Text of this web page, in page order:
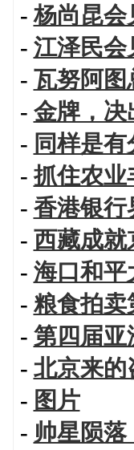
-杨尚昆会
- 江泽民会
- 瓦努阿图
- 金牌，
- 同样是
-抓住农业
- 香港银行
- 西藏成就
- 海口和平
- 粮食拍卖
- 第四届亚
- 北京来的
- 图片
- 帅星陨